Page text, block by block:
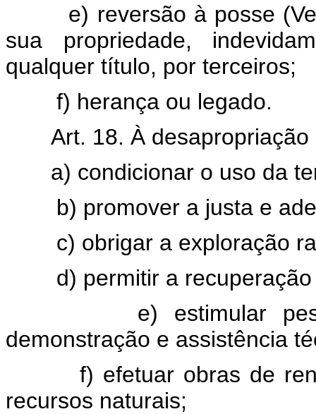
e) reversão à posse
sua propriedade,
qualquer título, por terceiros;
f) herança ou legado.
Art. 18. À
a) condicionar o uso da
b) promover a justa e
c) obrigar a exploração
d) permitir a
e) estimular
demonstração e assistência
f) efetuar obras de
recursos naturais;